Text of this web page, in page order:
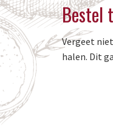
Bestel
Vergeet
halen. Dit